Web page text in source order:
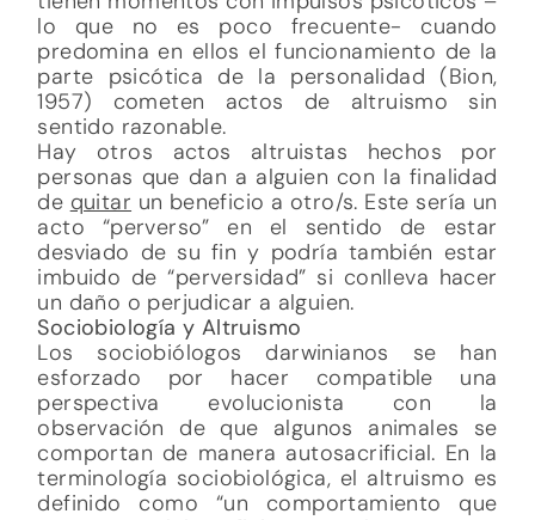
lo que no es poco frecuente- cuando
predomina en ellos el funcionamiento de la
parte psicótica de la personalidad (Bion,
1957) cometen actos de altruismo sin
sentido razonable.
Hay otros actos altruistas hechos por
personas que dan a alguien con la finalidad
de quitar un beneficio a otro/s. Este sería un
acto “perverso” en el sentido de estar
desviado de su fin y podría también estar
imbuido de “perversidad” si conlleva hacer
un daño o perjudicar a alguien.
Sociobiología y Altruismo
Los sociobiólogos darwinianos se han
esforzado por hacer compatible una
perspectiva evolucionista con la
observación de que algunos animales se
comportan de manera autosacrificial. En la
terminología sociobiológica, el altruismo es
definido como “un comportamiento que